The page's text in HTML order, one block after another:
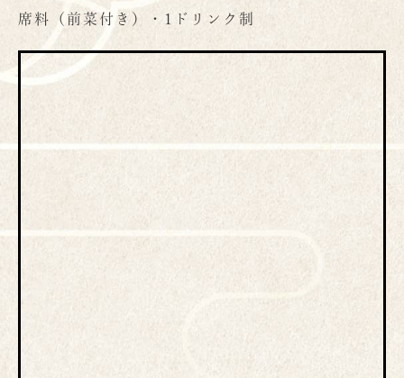
席料（前菜付き）・1ドリンク制